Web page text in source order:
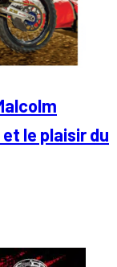
le plaisir du